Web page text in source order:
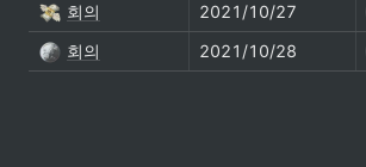
회의
2021/10/27
회의
2021/10/28